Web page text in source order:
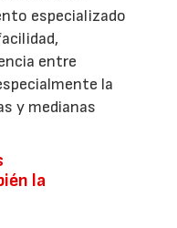
especializado
entre
la
y medianas
la